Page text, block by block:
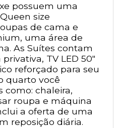
possuem uma
size
de cama e
uma área de
As Suítes contam
TV LED 50"
reforçado para seu
quarto você
como: chaleira,
roupa e máquina
a oferta de uma
reposição diária.